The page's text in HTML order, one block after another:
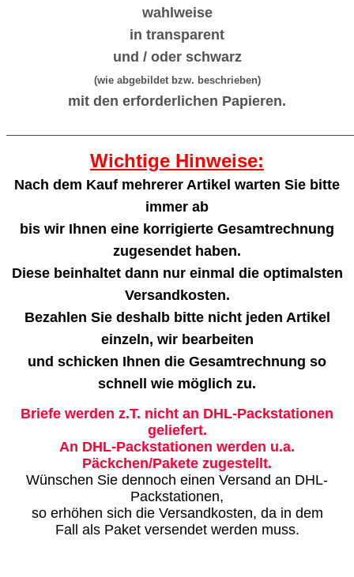
wahlweise
in transparent
und / oder schwarz
(wie abgebildet bzw. beschrieben)
mit den erforderlichen Papieren.
Wichtige Hinweise:
Nach dem Kauf mehrerer Artikel warten Sie bitte
immer ab
bis wir Ihnen eine korrigierte Gesamtrechnung
zugesendet haben.
Diese beinhaltet dann nur einmal die optimalsten
Versandkosten.
Bezahlen Sie deshalb bitte nicht jeden Artikel
einzeln, wir bearbeiten
und schicken Ihnen die Gesamtrechnung so
schnell wie möglich zu.
Briefe werden z.T. nicht an DHL-Packstationen
geliefert.
An DHL-Packstationen werden u.a.
Päckchen/Pakete zugestellt.
Wünschen Sie dennoch einen Versand an DHL-
Packstationen,
so erhöhen sich die Versandkosten, da in dem
Fall als Paket versendet werden muss.